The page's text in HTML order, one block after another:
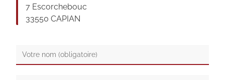
7 Escorchebouc
33550 CAPIAN